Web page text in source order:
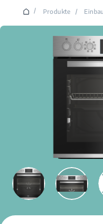
/ Produkte / Einbau